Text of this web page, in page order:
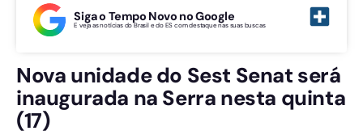
Siga o Tempo Novo no Google
E veja as notícias do Brasil e do ES com destaque nas suas buscas
Nova unidade do Sest Senat será
inaugurada na Serra nesta quinta
(17)